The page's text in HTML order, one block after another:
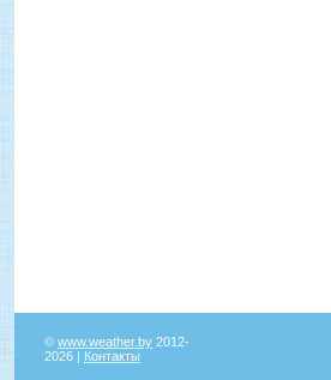
© www.weather.by 2012-
2026 | Контакты